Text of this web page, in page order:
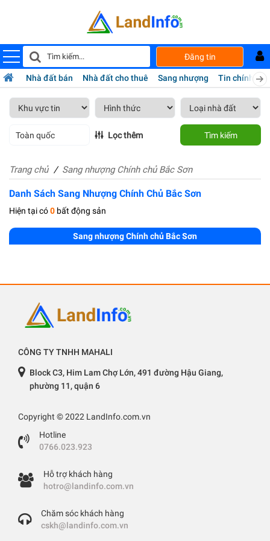
Đăng tin
Nhà đất bán Nhà đất cho thuê Sang nhượng Tin chính chủ
Toàn quốc Lọc thêm Tìm kiếm
Trang chủ Sang nhượng Chính chủ Bắc Sơn
Danh Sách Sang Nhượng Chính Chủ Bắc Sơn
Hiện tại có0 bất động sản
Sang nhượng Chính chủ Bắc Sơn
CÔNG TY TNHH MAHALI
Block C3, Him Lam Chợ Lớn, 491 đường Hậu Giang,
phường 11, quận 6
Copyright © 2022 LandInfo.com.vn
Hotline
0766.023.923
Hỗ trợ khách hàng
hotro@landinfo.com.vn
Chăm sóc khách hàng
cskh@landinfo.com.vn